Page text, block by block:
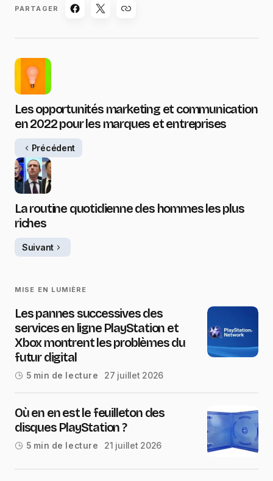
PARTAGER
Les opportunités marketing et communication
en 2022 pour les marques et entreprises
Précédent
La routine quotidienne des hommes les plus
riches
Suivant
MISE EN LUMIÈRE
Les pannes successives des
services en ligne PlayStation et
Xbox montrent les problèmes du
futur digital
5 min de lecture 27 juillet 2026
Où en en est le feuilleton des
disques PlayStation ?
5 min de lecture 21 juillet 2026